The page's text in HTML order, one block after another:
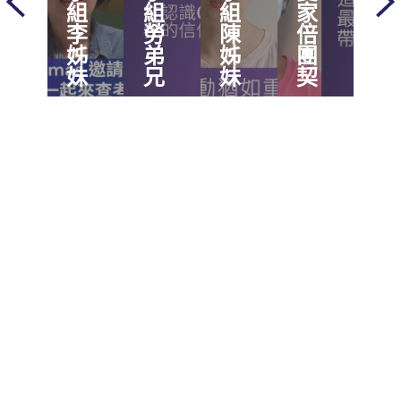
組
李
姊
妹
組
勞
弟
兄
組
陳
姊
妹
家
倍
團
契
油